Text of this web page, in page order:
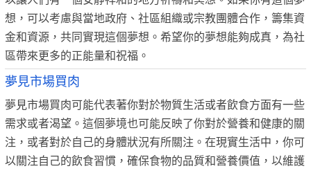
想，可以考慮與當地政府、社區組織或宗教團體合作，籌集資
金和資源，共同實現這個夢想。希望你的夢想能夠成真，為社
區帶來更多的正能量和祝福。
夢見市場買肉
夢見市場買肉可能代表著你對於物質生活或者飲食方面有一些
需求或者渴望。這個夢境也可能反映了你對於營養和健康的關
注，或者對於自己的身體狀況有所關注。在現實生活中，你可
以關注自己的飲食習慣，確保食物的品質和營養價值，以維護